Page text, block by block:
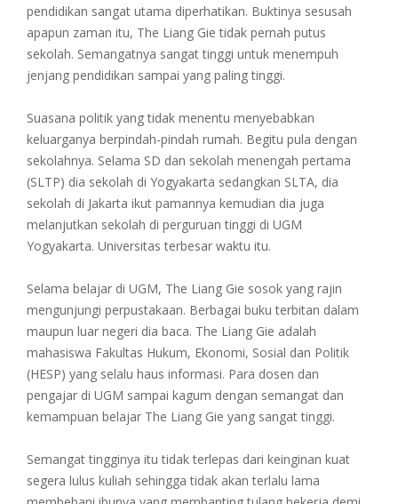
pendidikan sangat utama diperhatikan. Buktinya sesusah
apapun zaman itu, The Liang Gie tidak pernah putus
sekolah. Semangatnya sangat tinggi untuk menempuh
jenjang pendidikan sampai yang paling tinggi.
Suasana politik yang tidak menentu menyebabkan
keluarganya berpindah-pindah rumah. Begitu pula dengan
sekolahnya. Selama SD dan sekolah menengah pertama
(SLTP) dia sekolah di Yogyakarta sedangkan SLTA, dia
sekolah di Jakarta ikut pamannya kemudian dia juga
melanjutkan sekolah di perguruan tinggi di UGM
Yogyakarta. Universitas terbesar waktu itu.
Selama belajar di UGM, The Liang Gie sosok yang rajin
mengunjungi perpustakaan. Berbagai buku terbitan dalam
maupun luar negeri dia baca. The Liang Gie adalah
mahasiswa Fakultas Hukum, Ekonomi, Sosial dan Politik
(HESP) yang selalu haus informasi. Para dosen dan
pengajar di UGM sampai kagum dengan semangat dan
kemampuan belajar The Liang Gie yang sangat tinggi.
Semangat tingginya itu tidak terlepas dari keinginan kuat
segera lulus kuliah sehingga tidak akan terlalu lama